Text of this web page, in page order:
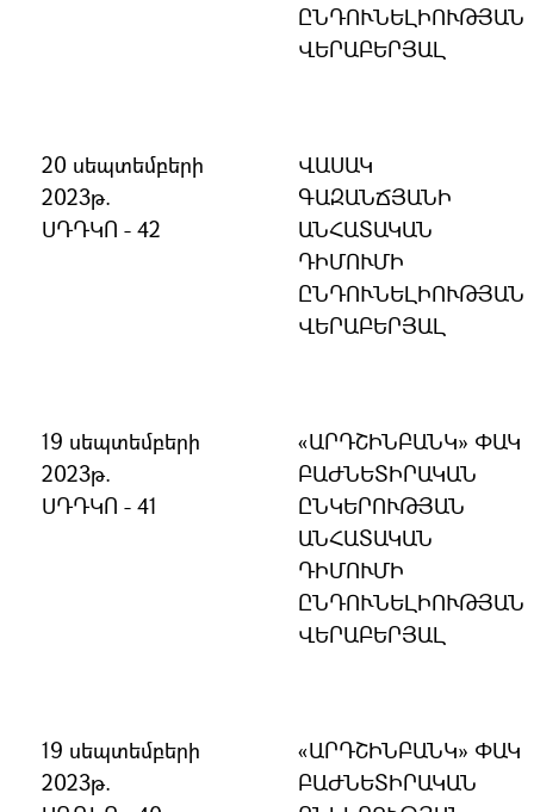
ԸՆԴՈՒՆԵԼԻՈՒԹՅԱՆ
ՎԵՐԱԲԵՐՅԱԼ
20 սեպտեմբերի
2023թ.
ՍԴԴԿՈ - 42
ՎԱՍԱԿ
ԳԱԶԱՆՃՅԱՆԻ
ԱՆՀԱՏԱԿԱՆ
ԴԻՄՈՒՄԻ
ԸՆԴՈՒՆԵԼԻՈՒԹՅԱՆ
ՎԵՐԱԲԵՐՅԱԼ
19 սեպտեմբերի
2023թ.
ՍԴԴԿՈ - 41
«ԱՐԴՇԻՆԲԱՆԿ» ՓԱԿ
ԲԱԺՆԵՏԻՐԱԿԱՆ
ԸՆԿԵՐՈՒԹՅԱՆ
ԱՆՀԱՏԱԿԱՆ
ԴԻՄՈՒՄԻ
ԸՆԴՈՒՆԵԼԻՈՒԹՅԱՆ
ՎԵՐԱԲԵՐՅԱԼ
19 սեպտեմբերի
2023թ.
«ԱՐԴՇԻՆԲԱՆԿ» ՓԱԿ
ԲԱԺՆԵՏԻՐԱԿԱՆ